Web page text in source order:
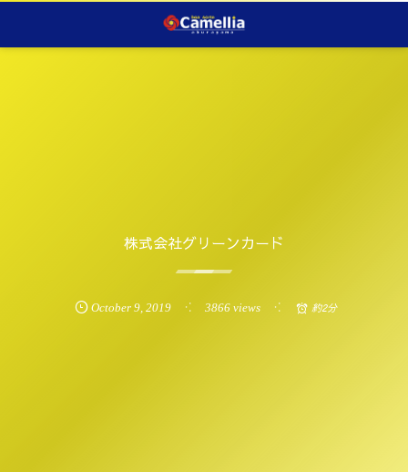
株式会社グリーンカード
October 9,2019 3866 views 約2分